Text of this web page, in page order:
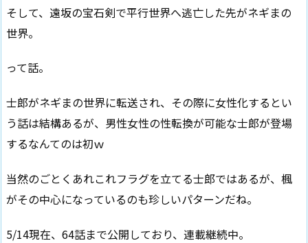
そして、遠坂の宝石剣で平行世界へ逃亡した先がネギまの
世界。
って話。
士郎がネギまの世界に転送され、その際に女性化するとい
う話は結構あるが、男性女性の性転換が可能な士郎が登場
するなんてのは初ｗ
当然のごとくあれこれフラグを立てる士郎ではあるが、楓
がその中心になっているのも珍しいパターンだね。
5/14現在、64話まで公開しており、連載継続中。